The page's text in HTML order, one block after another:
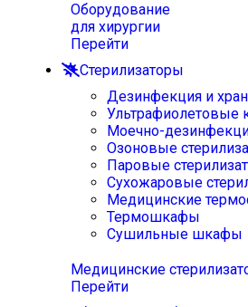
Оборудование
для хирургии
Перейти
Стерилизаторы
Дезинфекция и
Ультрафиолетовые
Моечно-
Озоновые
Паровые
Сухожаровые
Медицинские
Термошкафы
Сушильные шкафы
Медицинские
Перейти